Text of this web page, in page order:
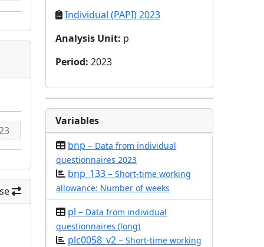
Individual (PAPI) 2023
Analysis Unit: p
Period:2023
Variables
bnp – Data from individual
questionnaires 2023
bnp_133 –Short-time working
allowance: Number of weeks
pl – Data from individual
questionnaires (long)
plc0058_v2 –Short-time working